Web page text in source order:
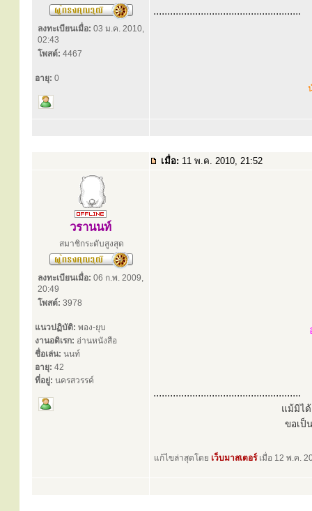
ลงทะเบียนเมื่อ: 03 ม.ค. 2010,
02:43
โพสต์: 4467
อายุ: 0
.....................................................
เมื่อ: 11 พ.ค. 2010, 21:52
วรานนท์
สมาชิกระดับสูงสุด
ลงทะเบียนเมื่อ: 06 ก.พ. 2009,
20:49
โพสต์: 3978
แนวปฏิบัติ: พอง-ยุบ
งานอดิเรก: อ่านหนังสือ
ชื่อเล่น: นนท์
อายุ: 42
ที่อยู่: นครสวรรค์
.....................................................
แม้มิได้
ขอเป็
แก้ไขล่าสุดโดย เว็บมาสเตอร์เมื่อ 12 พ.ค.